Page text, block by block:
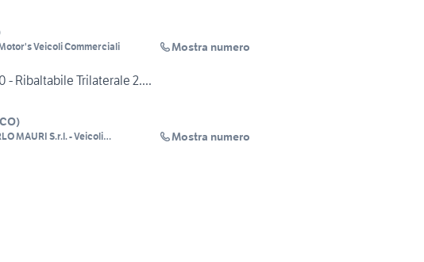
Veicoli Commerciali Mostra numero
- Ribaltabile Trilaterale 2....
CO)
MAURI S.r.l. - Veicoli
Mostra numero